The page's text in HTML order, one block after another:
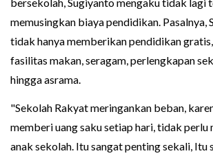
memusingkan biaya pendidikan. Pasalnya,
tidak hanya memberikan pendidikan
fasilitas makan, seragam, perlengkapan
hingga asrama.
"Sekolah Rakyat meringankan beban,
memberi uang saku setiap hari, tidak perlu
anak sekolah. Itu sangat penting sekali, Itu